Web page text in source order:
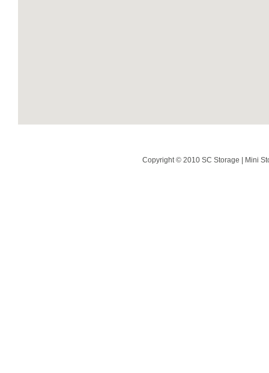
Copyright © 2010 SC Storage | Mini